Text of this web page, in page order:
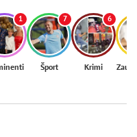
1 7
Šport
6
Krimi